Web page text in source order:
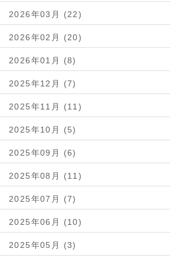
2026年03月 (22)
2026年02月 (20)
2026年01月 (8)
2025年12月 (7)
2025年11月 (11)
2025年10月 (5)
2025年09月 (6)
2025年08月 (11)
2025年07月 (7)
2025年06月 (10)
2025年05月 (3)